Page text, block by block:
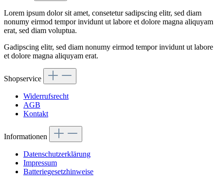
Lorem ipsum dolor sit amet, consetetur sadipscing elitr, sed diam
nonumy eirmod tempor invidunt ut labore et dolore magna aliquyam
erat, sed diam voluptua.
Gadipscing elitr, sed diam nonumy eirmod tempor invidunt ut labore
et dolore magna aliquyam erat.
Shopservice
Widerrufsrecht
AGB
Kontakt
Informationen
Datenschutzerklärung
Impressum
Batteriegesetzhinweise